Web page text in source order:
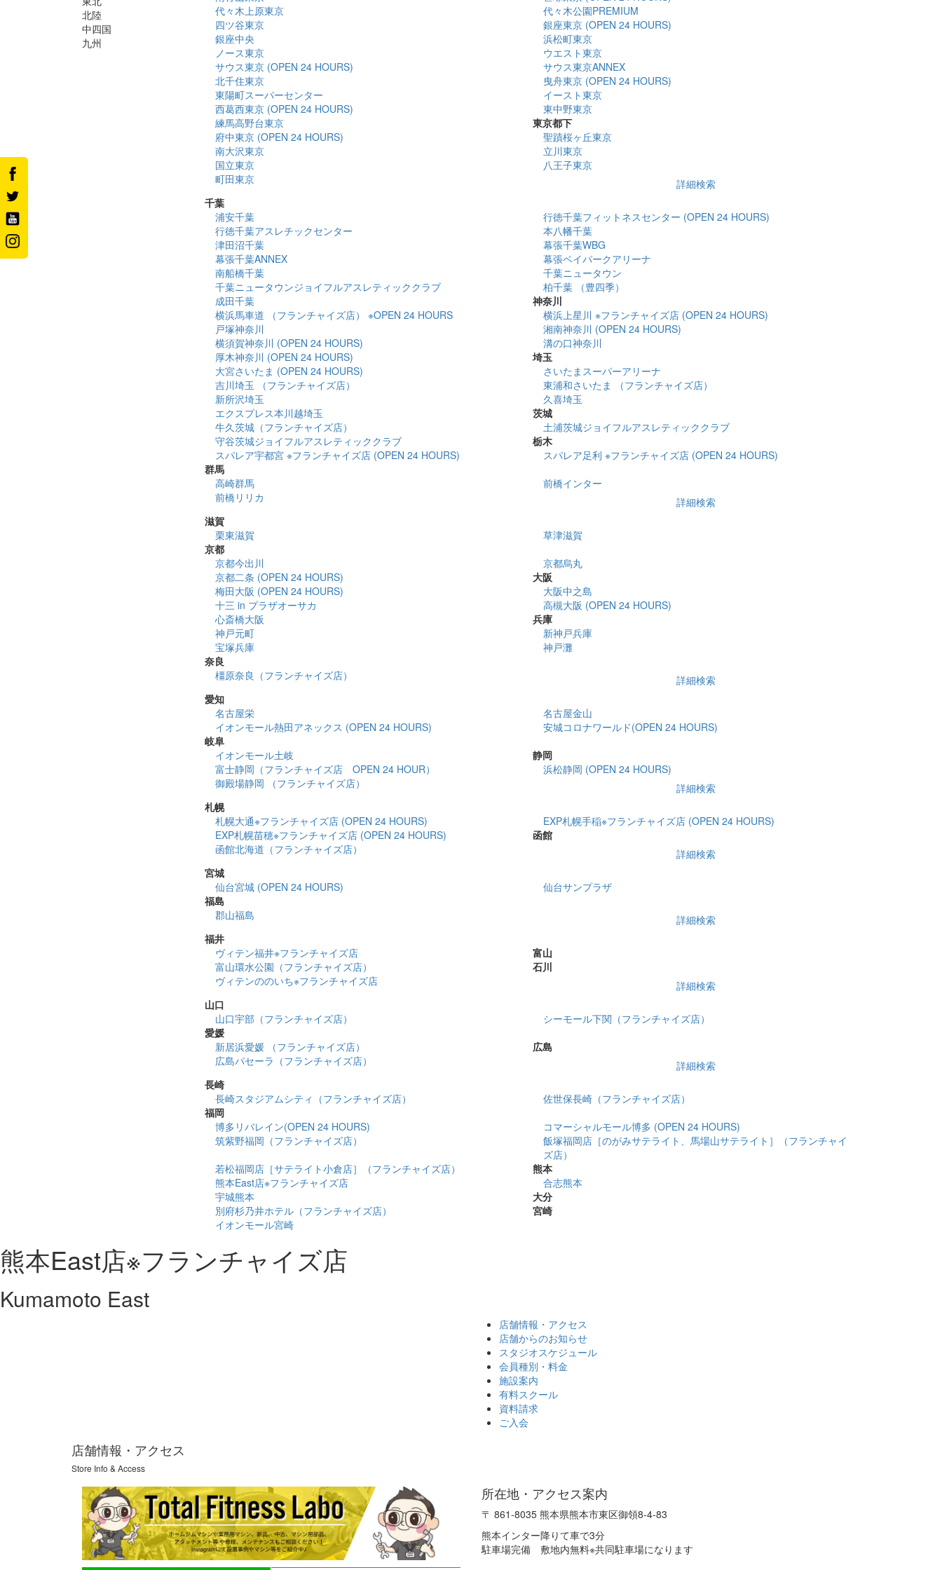
北陸
中四国
九州
代々木上原東京
代々木公園PREMIUM
四ツ谷東京
銀座東京 (OPEN 24 HOURS)
銀座中央
浜松町東京
ノース東京
ウエスト東京
サウス東京 (OPEN 24 HOURS)
サウス東京ANNEX
北千住東京
曳舟東京 (OPEN 24 HOURS)
東陽町スーパーセンター
イースト東京
西葛西東京 (OPEN 24 HOURS)
東中野東京
練馬高野台東京
東京都下
府中東京 (OPEN 24 HOURS)
聖蹟桜ヶ丘東京
南大沢東京
立川東京
国立東京
八王子東京
町田東京
詳細検索
千葉
浦安千葉
行徳千葉フィットネスセンター (OPEN 24 HOURS)
行徳千葉アスレチックセンター
本八幡千葉
津田沼千葉
幕張千葉WBG
幕張千葉ANNEX
幕張ベイパークアリーナ
南船橋千葉
千葉ニュータウン
千葉ニュータウンジョイフルアスレティッククラブ
柏千葉 （豊四季）
成田千葉
神奈川
横浜馬車道 （フランチャイズ店） ※OPEN 24 HOURS
横浜上星川 ※フランチャイズ店 (OPEN 24 HOURS)
戸塚神奈川
湘南神奈川 (OPEN 24 HOURS)
横須賀神奈川 (OPEN 24 HOURS)
溝の口神奈川
厚木神奈川 (OPEN 24 HOURS)
埼玉
大宮さいたま (OPEN 24 HOURS)
さいたまスーパーアリーナ
吉川埼玉 （フランチャイズ店）
東浦和さいたま （フランチャイズ店）
新所沢埼玉
久喜埼玉
エクスプレス本川越埼玉
茨城
牛久茨城（フランチャイズ店）
土浦茨城ジョイフルアスレティッククラブ
守谷茨城ジョイフルアスレティッククラブ
栃木
スパレア宇都宮 ※フランチャイズ店 (OPEN 24 HOURS)
スパレア足利 ※フランチャイズ店 (OPEN 24 HOURS)
群馬
高崎群馬
前橋インター
前橋リリカ
詳細検索
滋賀
栗東滋賀
草津滋賀
京都
京都今出川
京都烏丸
京都二条 (OPEN 24 HOURS)
大阪
梅田大阪 (OPEN 24 HOURS)
大阪中之島
十三 in プラザオーサカ
高槻大阪 (OPEN 24 HOURS)
心斎橋大阪
兵庫
神戸元町
新神戸兵庫
宝塚兵庫
神戸灘
奈良
橿原奈良（フランチャイズ店）
詳細検索
愛知
名古屋栄
名古屋金山
イオンモール熱田アネックス (OPEN 24 HOURS)
安城コロナワールド(OPEN 24 HOURS)
岐阜
イオンモール土岐
静岡
富士静岡（フランチャイズ店 OPEN 24 HOUR）
浜松静岡 (OPEN 24 HOURS)
御殿場静岡 （フランチャイズ店）
詳細検索
札幌
札幌大通※フランチャイズ店 (OPEN 24 HOURS)
EXP札幌手稲※フランチャイズ店 (OPEN 24 HOURS)
EXP札幌苗穂※フランチャイズ店 (OPEN 24 HOURS)
函館
函館北海道（フランチャイズ店）
詳細検索
宮城
仙台宮城 (OPEN 24 HOURS)
仙台サンプラザ
福島
郡山福島
詳細検索
福井
ヴィテン福井※フランチャイズ店
富山
富山環水公園（フランチャイズ店）
石川
ヴィテンののいち※フランチャイズ店
詳細検索
山口
山口宇部（フランチャイズ店）
シーモール下関（フランチャイズ店）
愛媛
新居浜愛媛 （フランチャイズ店）
広島
広島パセーラ（フランチャイズ店）
詳細検索
長崎
長崎スタジアムシティ（フランチャイズ店）
佐世保長崎（フランチャイズ店）
福岡
博多リバレイン(OPEN 24 HOURS)
コマーシャルモール博多 (OPEN 24 HOURS)
筑紫野福岡（フランチャイズ店）
飯塚福岡店［のがみサテライト、馬場山サテライト］（フランチャイ
ズ店）
若松福岡店［サテライト小倉店］（フランチャイズ店）
熊本
熊本East店※フランチャイズ店
合志熊本
宇城熊本
大分
別府杉乃井ホテル（フランチャイズ店）
宮崎
イオンモール宮崎
熊本East店※フランチャイズ店
Kumamoto East
店舗情報・アクセス
店舗からのお知らせ
スタジオスケジュール
会員種別・料金
施設案内
有料スクール
資料請求
ご入会
店舗情報・アクセス
Store Info & Access
所在地・アクセス案内
〒 861-8035 熊本県熊本市東区御領8-4-83
熊本インター降りて車で3分
駐車場完備 敷地内無料※共同駐車場になります